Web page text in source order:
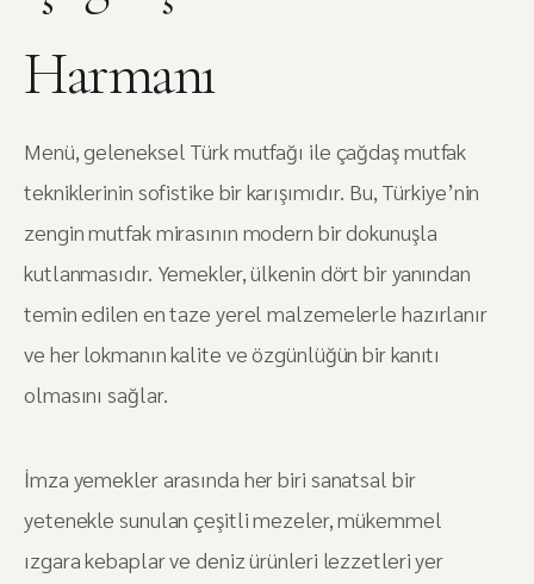
Harmanı
Menü, geleneksel Türk mutfağı ile çağdaş mutfak
tekniklerinin sofistike bir karışımıdır. Bu, Türkiye’nin
zengin mutfak mirasının modern bir dokunuşla
kutlanmasıdır. Yemekler, ülkenin dört bir yanından
temin edilen en taze yerel malzemelerle hazırlanır
ve her lokmanın kalite ve özgünlüğün bir kanıtı
olmasını sağlar.
İmza yemekler arasında her biri sanatsal bir
yetenekle sunulan çeşitli mezeler, mükemmel
ızgara kebaplar ve deniz ürünleri lezzetleri yer